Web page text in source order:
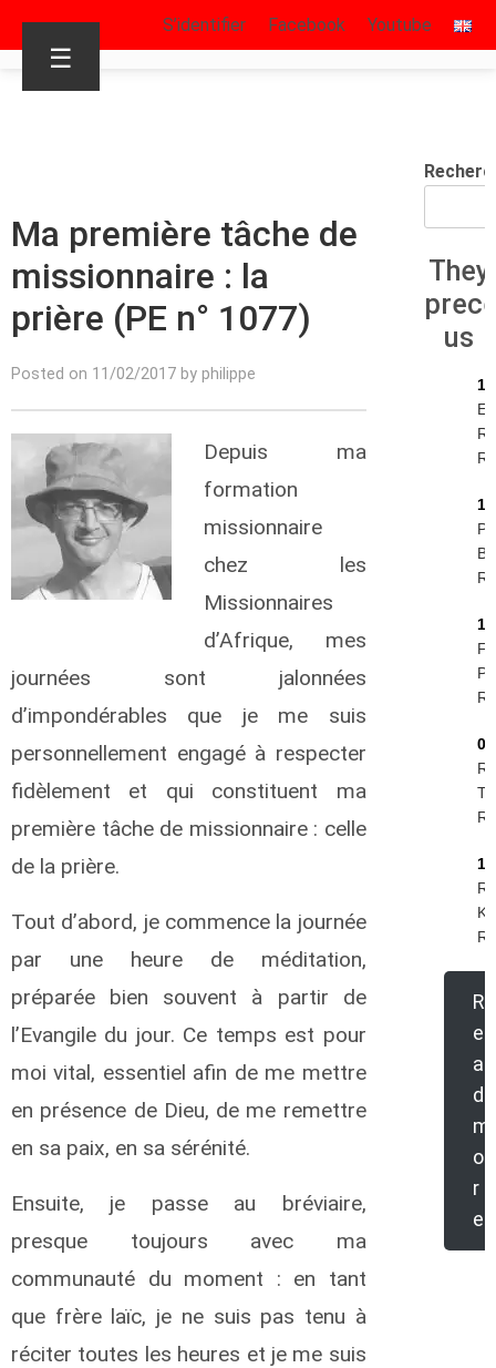
S’identifier Facebook Youtube
☰
Ma première tâche de
missionnaire : la
prière (PE n° 1077)
Posted on 11/02/2017 by philippe
Depuis ma
formation
missionnaire
chez les
Missionnaires
d’Afrique, mes
journées sont jalonnées
d’impondérables que je me suis
personnellement engagé à respecter
fidèlement et qui constituent ma
première tâche de missionnaire : celle
de la prière.
Tout d’abord, je commence la journée
par une heure de méditation,
préparée bien souvent à partir de
l’Evangile du jour. Ce temps est pour
moi vital, essentiel afin de me mettre
en présence de Dieu, de me remettre
en sa paix, en sa sérénité.
Ensuite, je passe au bréviaire,
presque toujours avec ma
communauté du moment : en tant
que frère laïc, je ne suis pas tenu à
réciter toutes les heures et je me suis
They
us
R
e
a
d
m
o
r
e